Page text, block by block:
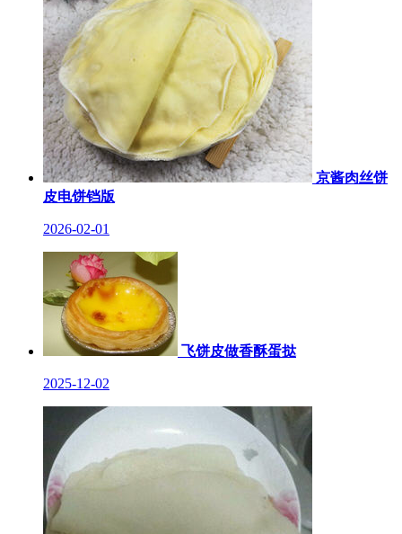
京酱肉丝饼
皮电饼铛版
2026-02-01
飞饼皮做香酥蛋挞
2025-12-02